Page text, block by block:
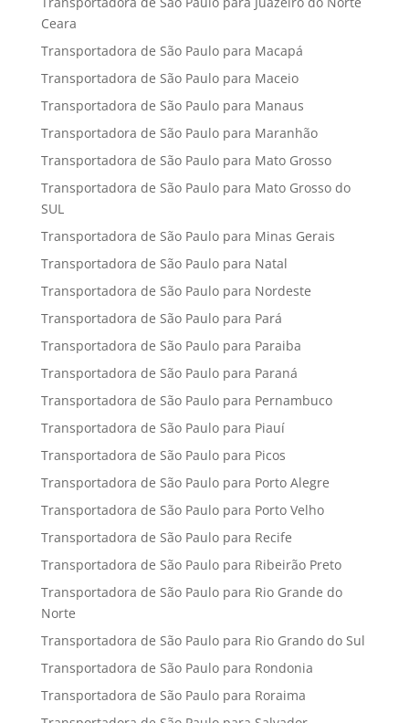
Ceara
Transportadora de São Paulo para Macapá
Transportadora de São Paulo para Maceio
Transportadora de São Paulo para Manaus
Transportadora de São Paulo para Maranhão
Transportadora de São Paulo para Mato Grosso
Transportadora de São Paulo para Mato Grosso do
SUL
Transportadora de São Paulo para Minas Gerais
Transportadora de São Paulo para Natal
Transportadora de São Paulo para Nordeste
Transportadora de São Paulo para Pará
Transportadora de São Paulo para Paraiba
Transportadora de São Paulo para Paraná
Transportadora de São Paulo para Pernambuco
Transportadora de São Paulo para Piauí
Transportadora de São Paulo para Picos
Transportadora de São Paulo para Porto Alegre
Transportadora de São Paulo para Porto Velho
Transportadora de São Paulo para Recife
Transportadora de São Paulo para Ribeirão Preto
Transportadora de São Paulo para Rio Grande do
Norte
Transportadora de São Paulo para Rio Grando do Sul
Transportadora de São Paulo para Rondonia
Transportadora de São Paulo para Roraima